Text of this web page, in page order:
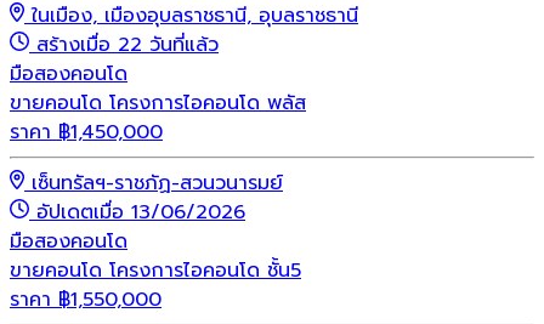
ในเมือง, เมืองอุบลราชธานี, อุบลราชธานี
สร้างเมื่อ 22 วันที่แล้ว
มือสองคอนโด
ขายคอนโด โครงการไอคอนโด พลัส
ราคา ฿1,450,000
เซ็นทรัลฯ-ราชภัฏ-สวนวนารมย์
อัปเดตเมื่อ 13/06/2026
มือสองคอนโด
ขายคอนโด โครงการไอคอนโด ชั้น5
ราคา ฿1,550,000